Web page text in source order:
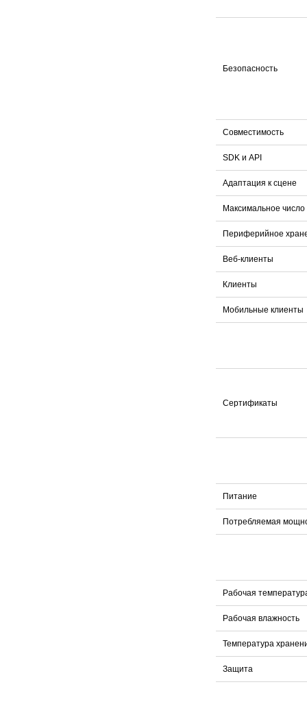
Безопасность
Совместимость
SDK и API
Адаптация к сцене
Максимальное
Периферийное
Веб-клиенты
Клиенты
Мобильные клиенты
Сертификаты
Питание
Потребляемая
Рабочая
Рабочая влажность
Температура
Защита